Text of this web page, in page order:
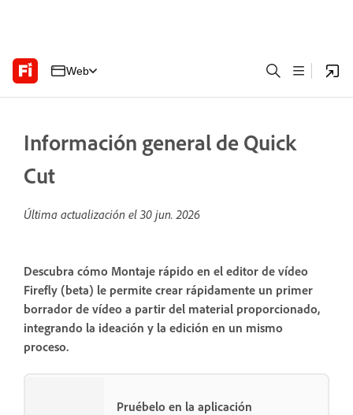
Web
Información general de Quick
Cut
Última actualización el 30 jun. 2026
Descubra cómo Montaje rápido en el editor de vídeo
Firefly (beta) le permite crear rápidamente un primer
borrador de vídeo a partir del material proporcionado,
integrando la ideación y la edición en un mismo
proceso.
Pruébelo en la aplicación